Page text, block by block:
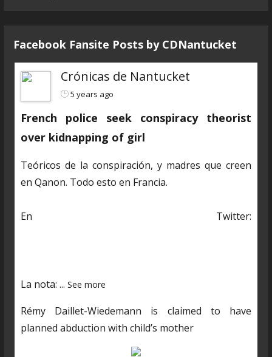
Facebook Fansite Posts by ‎CDNantucket
Crónicas de Nantucket
5 years ago
French police seek conspiracy theorist
over kidnapping of girl
Teóricos de la conspiración, y madres que creen
en Qanon. Todo esto en Francia.
En Twitter:
La nota: ... See more
Rémy Daillet-Wiedemann is claimed to have
planned abduction with child’s mother